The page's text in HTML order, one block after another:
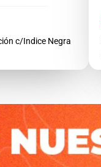
c/Indice Negra